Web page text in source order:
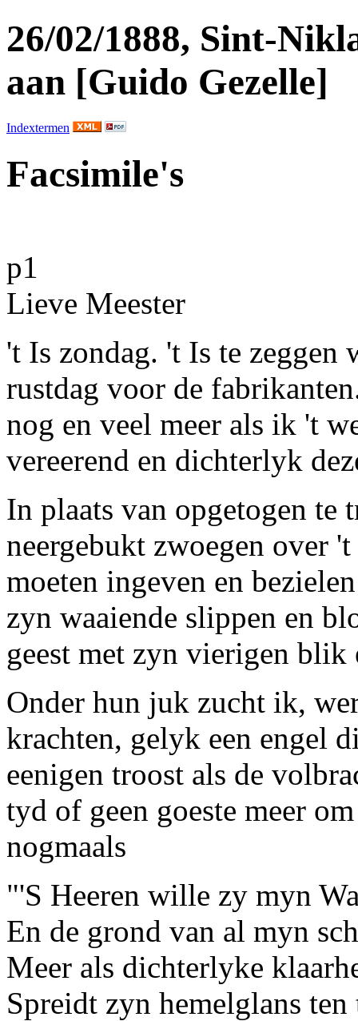
26/02/1888, Sint-
aan [Guido Gezelle]
Indextermen
Facsimile's
p1
Lieve Meester
't Is zondag. 't Is te zeggen
rustdag voor de
nog en veel meer als ik 't
vereerend en dichterlyk
In plaats van opgetogen te
neergebukt zwoegen over
moeten ingeven en
zyn waaiende slippen en
geest met zyn vierigen blik
Onder hun juk zucht ik,
krachten, gelyk een engel
eenigen troost als de
tyd of geen goeste meer
nogmaals
"'S Heeren wille zy myn
En de grond van al myn
Meer als dichterlyke
Spreidt zyn hemelglans